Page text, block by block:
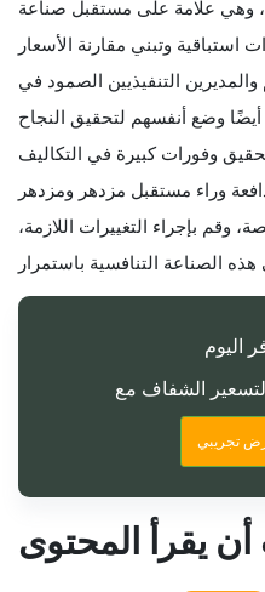
وهي علامة على مستقبل صناعة
وتبني مقارنة الأسعار
التنفيذيين الصمود في
وضع أنفسهم لتحقيق النجاح
وفورات كبيرة في التكاليف
وراء مستقبل مزدهر ومزدهر
وقم بإجراء التغييرات اللازمة،
تجريبي
يقرأ المحتوى